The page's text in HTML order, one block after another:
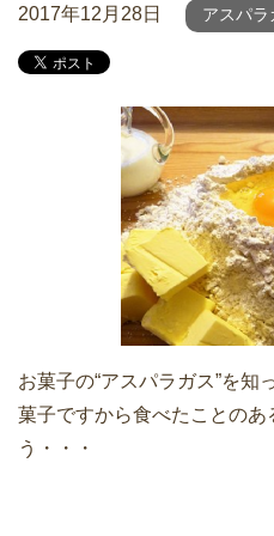
2017年12月28日 アスパラ
お菓子の“アスパラガス”を知
菓子ですから食べたことのあ
う・・・